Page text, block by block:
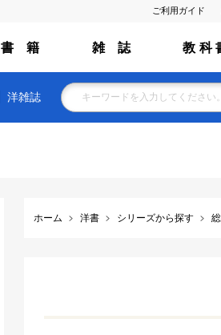
ご利用ガイド
書 籍 雑 誌 教 科
洋雑誌
ホーム 洋書 シリーズから探す